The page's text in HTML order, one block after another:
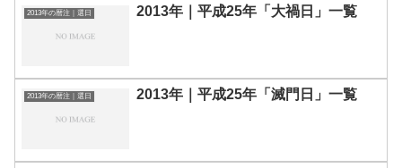
2013年の暦注｜選日 2013年｜平成25年「大禍日」一覧
2013年の暦注｜選日 2013年｜平成25年「滅門日」一覧